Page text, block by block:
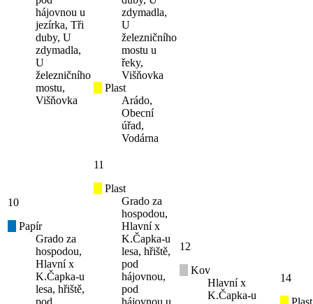
hájovnou u
jezírka, Tři
duby, U
zdymadla,
U
železničního
mostu,
Višňovka
zdymadla,
U
železničního
mostu u
řeky,
Višňovka
Plast
Arádo,
Obecní
úřad,
Vodárna
10
Papír
Grado za
hospodou,
Hlavní x
K.Čapka-u
lesa, hřiště,
11
Plast
Grado za
hospodou,
Hlavní x
K.Čapka-u
lesa, hřiště,
pod
hájovnou,
pod
12
Kov
Hlavní x
K.Čapka-u
14